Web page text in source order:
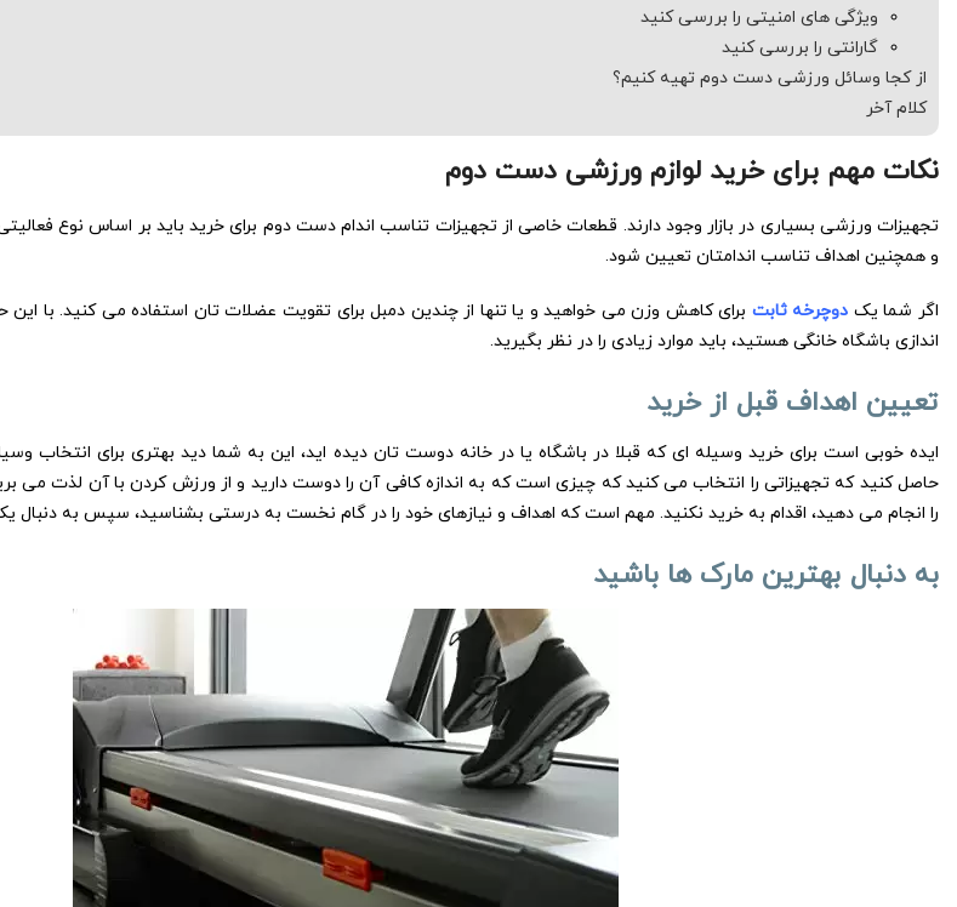
ویژگی های امنیتی را بررسی کنید
گارانتی را بررسی کنید
از کجا وسائل ورزشی دست دوم تهیه کنیم؟
کلام آخر
نکات مهم برای خرید لوازم ورزشی دست دوم
تجهیزات ورزشی بسیاری در بازار وجود دارند. قطعات خاصی از تجهیزات تناسب اندام دست دوم برای خرید باید بر اساس نوع
و همچنین اهداف تناسب اندامتان تعیین شود.
اگر شما یک دوچرخه ثابت برای کاهش وزن می خواهید و یا تنها از چندین دمبل برای تقویت عضلات تان استفاده می کنید. با این
اندازی باشگاه خانگی هستید، باید موارد زیادی را در نظر بگیرید.
تعیین اهداف قبل از خرید
ایده خوبی است برای خرید وسیله ای که قبلا در باشگاه یا در خانه دوست تان دیده اید، این به شما دید بهتری برای انتخاب
حاصل کنید که تجهیزاتی را انتخاب می کنید که چیزی است که به اندازه کافی آن را دوست دارید و از ورزش کردن با آن لذت می
را انجام می دهید، اقدام به خرید نکنید. مهم است که اهداف و نیازهای خود را در گام نخست به درستی بشناسید، سپس به دنبال
به دنبال بهترین مارک ها باشید